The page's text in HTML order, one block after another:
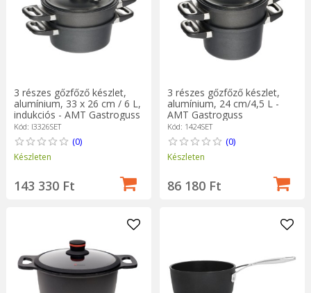
3 részes gőzfőző készlet,
alumínium, 33 x 26 cm / 6 L,
indukciós - AMT Gastroguss
Kód: I3326SET
(0)
Készleten
143 330 Ft
3 részes gőzfőző készlet,
alumínium, 24 cm/4,5 L -
AMT Gastroguss
Kód: 1424SET
(0)
Készleten
86 180 Ft